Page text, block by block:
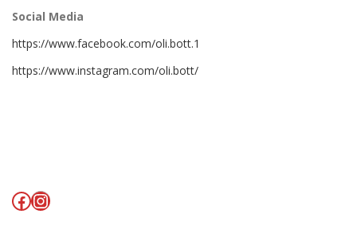
Social Media
https://www.facebook.com/oli.bott.1
https://www.instagram.com/oli.bott/
Facebook
Instagram